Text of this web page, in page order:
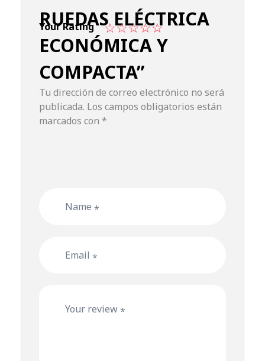
RUEDAS ELÉCTRICA
ECONÓMICA Y
COMPACTA”
Tu dirección de correo electrónico no será
publicada. Los campos obligatorios están
marcados con*
Name*
Email*
Your Rating
Your review*